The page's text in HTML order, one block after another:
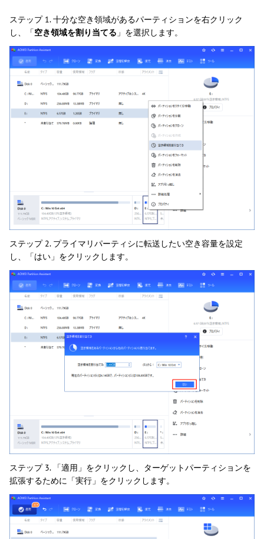
ステップ 1. 十分な空き領域があるパーティションを右クリック
し、「空き領域を割り当てる 」を選択します。
ステップ 2. プライマリパーティシに転送したい空き容量を設定
し、「はい」をクリックします。
ステップ 3. 「適用」をクリックし、ターゲットパーティションを
拡張するために「実行」をクリックします。